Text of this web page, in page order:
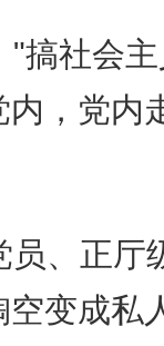
"搞社会
，党内
员、正厅
空变成